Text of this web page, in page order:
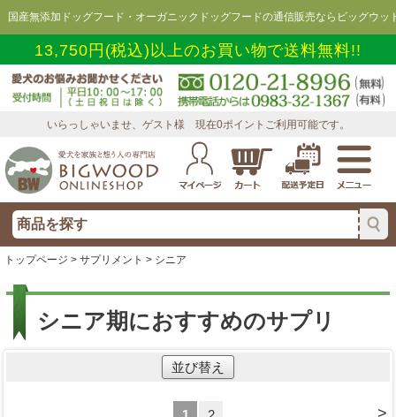
国産無添加ドッグフード・オーガニックドッグフードの通信販売ならビッグウッ
13,750円(税込)以上のお買い物で送料無料!!
いらっしゃいませ、ゲスト様 現在0ポイントご利用可能です。
トップページ > サプリメント > シニア
シニア期におすすめのサプリ
並び替え